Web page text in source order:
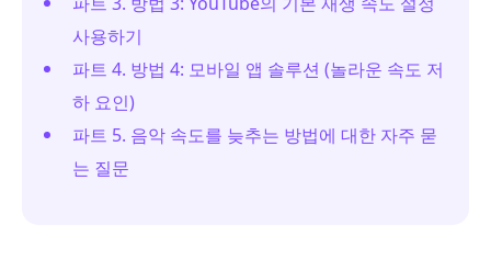
사용하기
파트 4. 방법 4: 모바일 앱 솔루션 (놀라운 속도 저
하 요인)
파트 5. 음악 속도를 늦추는 방법에 대한 자주 묻
는 질문